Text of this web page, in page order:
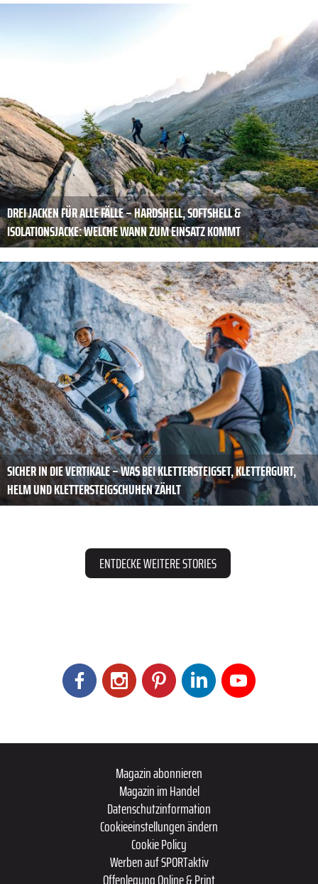
DREI JACKEN FÜR ALLE FÄLLE – HARDSHELL, SOFTSHELL &
ISOLATIONSJACKE: WELCHE WANN ZUM EINSATZ KOMMT
SICHER IN DIE VERTIKALE – WAS BEI KLETTERSTEIGSET, KLETTERGURT,
HELM UND KLETTERSTEIGSCHUHEN ZÄHLT
ENTDECKE WEITERE STORIES
Magazin abonnieren
Magazin im Handel
Datenschutzinformation
Cookieeinstellungen ändern
Cookie Policy
Werben auf SPORTaktiv